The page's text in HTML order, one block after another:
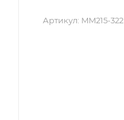
Артикул: MM215-322